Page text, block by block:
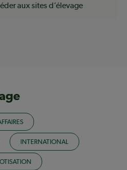
aux sites d’élevage
INTERNATIONAL